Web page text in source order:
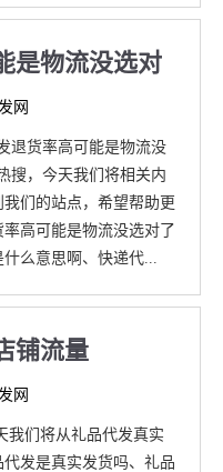
是物流没选对
网
退货率高可能是物流没
搜，今天我们将相关内
们的站点，希望帮助更
高可能是物流没选对了
么意思啊、快递代...
铺流量
网
我们将从礼品代发真实
发是真实发货吗、礼品